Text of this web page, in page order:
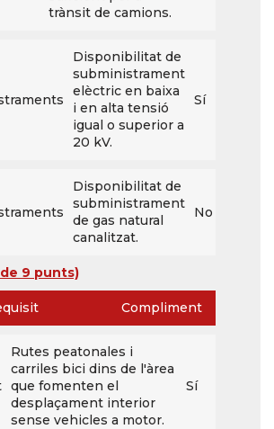
trànsit de camions.
Disponibilitat de
subministrament
elèctric en baixa
i en alta tensió
igual o superior a
20 kV.
Sí
Disponibilitat de
subministrament
de gas natural
canalitzat.
No
9 punts)
Compliment
Rutes peatonales i
carriles bici dins de l'àrea
que fomenten el
desplaçament interior
sense vehicles a motor.
Sí